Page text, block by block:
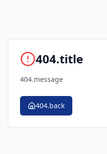
404.title
404.message
404.back